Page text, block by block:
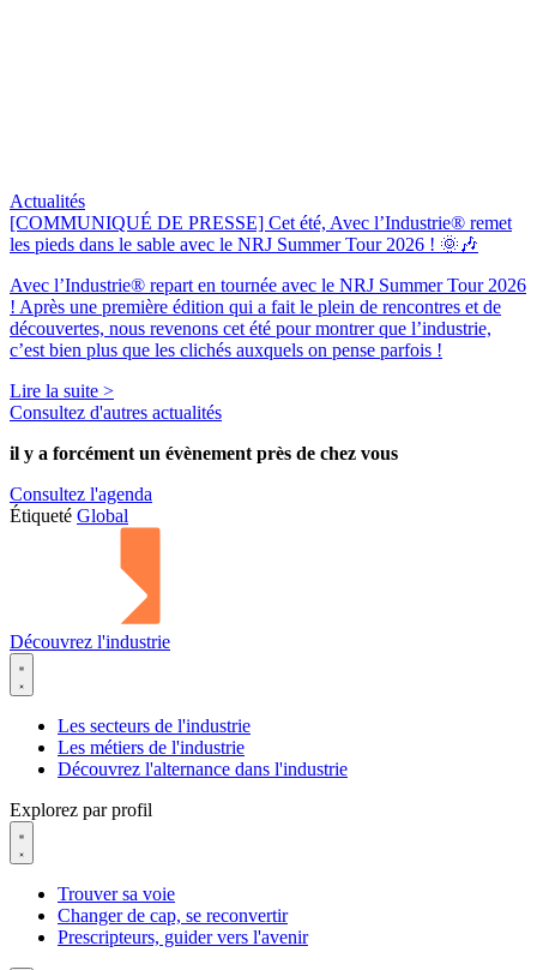
Actualités
[COMMUNIQUÉ DE PRESSE] Cet été, Avec l’Industrie® remet
les pieds dans le sable avec le NRJ Summer Tour 2026 ! 🌞🎶
Avec l’Industrie® repart en tournée avec le NRJ Summer Tour 2026
! Après une première édition qui a fait le plein de rencontres et de
découvertes, nous revenons cet été pour montrer que l’industrie,
c’est bien plus que les clichés auxquels on pense parfois !
Lire la suite >
Consultez d'autres actualités
il y a forcément un évènement près de chez vous
Consultez l'agenda
Étiqueté Global
Découvrez l'industrie
Les secteurs de l'industrie
Les métiers de l'industrie
Découvrez l'alternance dans l'industrie
Explorez par profil
Trouver sa voie
Changer de cap, se reconvertir
Prescripteurs, guider vers l'avenir